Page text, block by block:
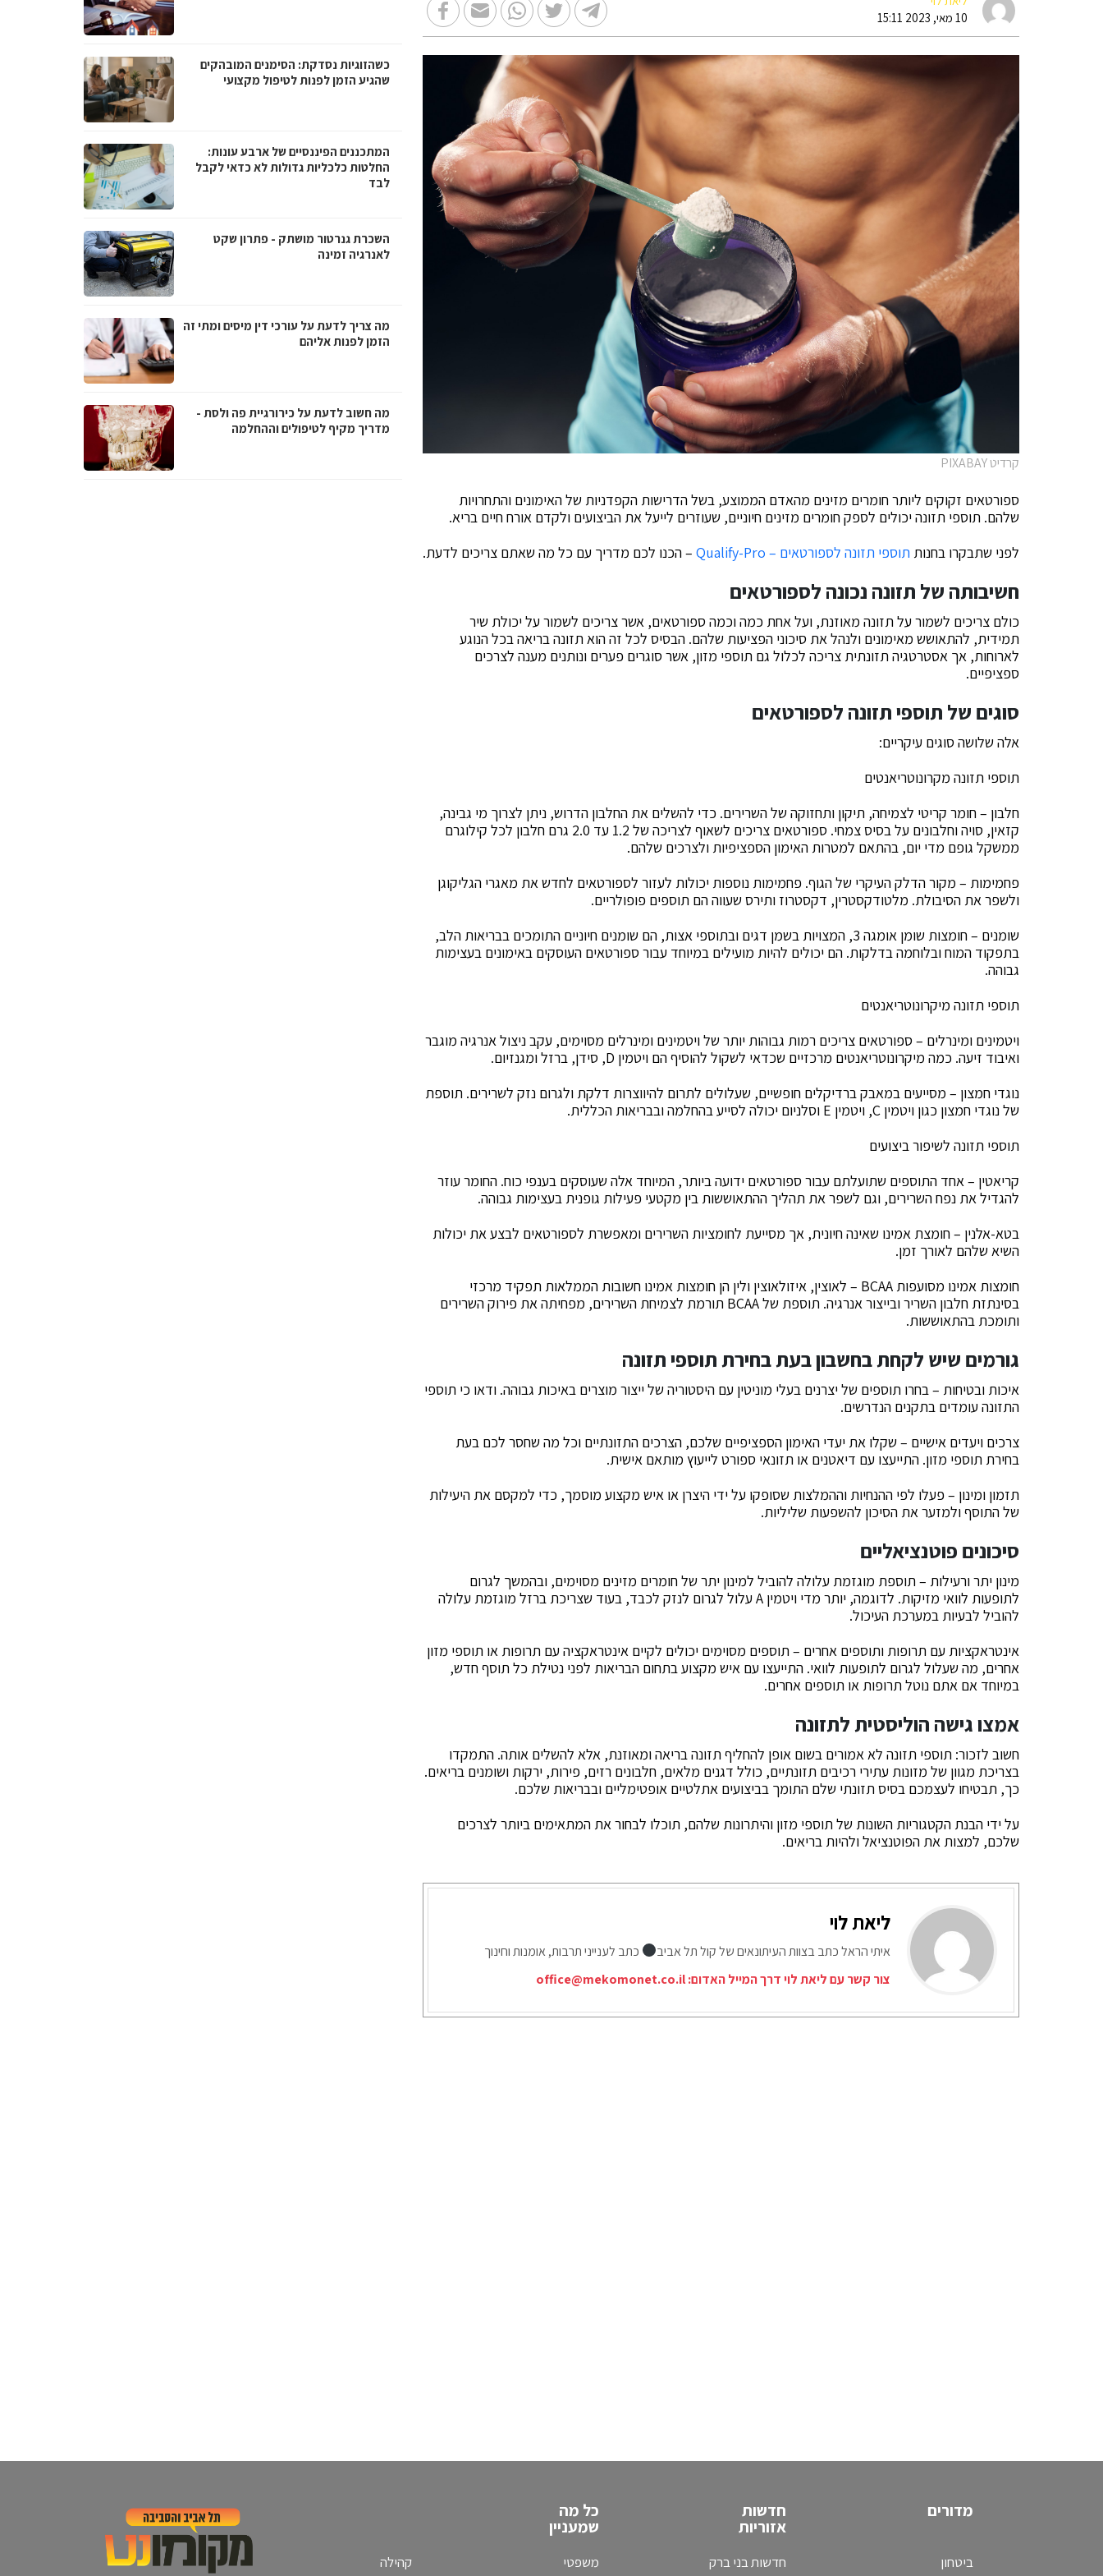
10 מאי, 2023 15:11
קרדיט PIXABAY
ספורטאים זקוקים ליותר חומרים מזינים מהאדם הממוצע, בשל הדרישות הקפדניות של האימונים והתחרויות
שלהם. תוספי תזונה יכולים לספק חומרים מזינים חיוניים, שעוזרים לייעל את הביצועים ולקדם אורח חיים בריא.
לפני שתבקרו בחנות תוספי תזונה לספורטאים – Qualify-Pro – הכנו לכם מדריך עם כל מה שאתם צריכים לדעת.
חשיבותה של תזונה נכונה לספורטאים
כולם צריכים לשמור על תזונה מאוזנת, ועל אחת כמה וכמה ספורטאים, אשר צריכים לשמור על יכולת שיר
תמידית, להתאושש מאימונים ולנהל את סיכוני הפציעות שלהם. הבסיס לכל זה הוא תזונה בריאה בכל הנוגע
לארוחות, אך אסטרטגיה תזונתית צריכה לכלול גם תוספי מזון, אשר סוגרים פערים ונותנים מענה לצרכים
ספציפיים.
סוגים של תוספי תזונה לספורטאים
אלה שלושה סוגים עיקריים:
תוספי תזונה מקרונוטריאנטים
חלבון – חומר קריטי לצמיחה, תיקון ותחזוקה של השרירים. כדי להשלים את החלבון הדרוש, ניתן לצרוך מי גבינה,
קזאין, סויה וחלבונים על בסיס צמחי. ספורטאים צריכים לשאוף לצריכה של 1.2 עד 2.0 גרם חלבון לכל קילוגרם
ממשקל גופם מדי יום, בהתאם למטרות האימון הספציפיות ולצרכים שלהם.
פחמימות – מקור הדלק העיקרי של הגוף. פחמימות נוספות יכולות לעזור לספורטאים לחדש את מאגרי הגליקוגן
ולשפר את הסיבולת. מלטודקסטרין, דקסטרוז ותירס שעווה הם תוספים פופולריים.
שומנים – חומצות שומן אומגה 3, המצויות בשמן דגים ובתוספי אצות, הם שומנים חיוניים התומכים בבריאות הלב,
בתפקוד המוח ובלוחמה בדלקות. הם יכולים להיות מועילים במיוחד עבור ספורטאים העוסקים באימונים בעצימות
גבוהה.
תוספי תזונה מיקרונוטריאנטים
ויטמינים ומינרלים – ספורטאים צריכים רמות גבוהות יותר של ויטמינים ומינרלים מסוימים, עקב ניצול אנרגיה מוגבר
ואיבוד זיעה. כמה מיקרונוטריאנטים מרכזיים שכדאי לשקול להוסיף הם ויטמין D, סידן, ברזל ומגנזיום.
נוגדי חמצון – מסייעים במאבק ברדיקלים חופשיים, שעלולים לתרום להיווצרות דלקת ולגרום נזק לשרירים. תוספת
של נוגדי חמצון כגון ויטמין C, ויטמין E וסלניום יכולה לסייע בהחלמה ובבריאות הכללית.
תוספי תזונה לשיפור ביצועים
קריאטין – אחד התוספים שתועלתם עבור ספורטאים ידועה ביותר, המיוחד אלה שעוסקים בענפי כוח. החומר עוזר
להגדיל את נפח השרירים, וגם לשפר את תהליך ההתאוששות בין מקטעי פעילות גופנית בעצימות גבוהה.
בטא-אלנין – חומצת אמינו שאינה חיונית, אך מסייעת לחומציות השרירים ומאפשרת לספורטאים לבצע את יכולות
השיא שלהם לאורך זמן.
חומצות אמינו מסועפות BCAA – לאוצין, איזולאוצין ולין הן חומצות אמינו חשובות הממלאות תפקיד מרכזי
בסינתזת חלבון השריר ובייצור אנרגיה. תוספת של BCAA תורמת לצמיחת השרירים, מפחיתה את פירוק השרירים
ותומכת בהתאוששות.
גורמים שיש לקחת בחשבון בעת ​​בחירת תוספי תזונה
איכות ובטיחות – בחרו תוספים של יצרנים בעלי מוניטין עם היסטוריה של ייצור מוצרים באיכות גבוהה. ודאו כי תוספי
התזונה עומדים בתקנים הנדרשים.
צרכים ויעדים אישיים – שקלו את יעדי האימון הספציפיים שלכם, הצרכים התזונתיים וכל מה שחסר לכם בעת
בחירת תוספי מזון. התייעצו עם דיאטנים או תזונאי ספורט לייעוץ מותאם אישית.
תזמון ומינון – פעלו לפי ההנחיות וההמלצות שסופקו על ידי היצרן או איש מקצוע מוסמך, כדי למקסם את היעילות
של התוסף ולמזער את הסיכון להשפעות שליליות.
סיכונים פוטנציאליים
מינון יתר ורעילות – תוספת מוגזמת עלולה להוביל למינון יתר של חומרים מזינים מסוימים, ובהמשך לגרום
לתופעות לוואי מזיקות. לדוגמה, יותר מדי ויטמין A עלול לגרום לנזק לכבד, בעוד שצריכת ברזל מוגזמת עלולה
להוביל לבעיות במערכת העיכול.
אינטראקציות עם תרופות ותוספים אחרים – תוספים מסוימים יכולים לקיים אינטראקציה עם תרופות או תוספי מזון
אחרים, מה שעלול לגרום לתופעות לוואי. התייעצו עם איש מקצוע בתחום הבריאות לפני נטילת כל תוסף חדש,
במיוחד אם אתם נוטל תרופות או תוספים אחרים.
אמצו גישה הוליסטית לתזונה
חשוב לזכור: תוספי תזונה לא אמורים בשום אופן להחליף תזונה בריאה ומאוזנת, אלא להשלים אותה. התמקדו
בצריכת מגוון של מזונות עתירי רכיבים תזונתיים, כולל דגנים מלאים, חלבונים רזים, פירות, ירקות ושומנים בריאים.
כך, תבטיחו לעצמכם בסיס תזונתי שלם התומך בביצועים אתלטיים אופטימליים ובבריאות שלכם.
על ידי הבנת הקטגוריות השונות של תוספי מזון והיתרונות שלהם, תוכלו לבחור את המתאימים ביותר לצרכים
שלכם, למצות את הפוטנציאל ולהיות בריאים.
ליאת לוי
איתי הראל כתב בצוות העיתונאים של קול תל אביב
כתב לענייני תרבות, אומנות וחינוך
צור קשר עם ליאת לוי דרך המייל האדום:office@mekomonet.co.il
כשהזוגיות נסדקת: הסימנים המובהקים
שהגיע הזמן לפנות לטיפול מקצועי
המתכננים הפיננסיים של ארבע עונות:
החלטות כלכליות גדולות לא כדאי לקבל
לבד
השכרת גנרטור מושתק - פתרון שקט
לאנרגיה זמינה
מה צריך לדעת על עורכי דין מיסים ומתי זה
הזמן לפנות אליהם
מה חשוב לדעת על כירורגיית פה ולסת -
מדריך מקיף לטיפולים וההחלמה
מדורים
ביטחון
חדשות
אזוריות
חדשות בני ברק
כל מה
שמעניין
משפטי קהילה